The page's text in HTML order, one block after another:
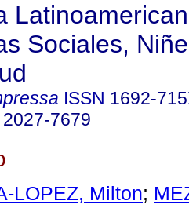
Sociales,
ISSN 1692-
2027-7679
LOPEZ, Milton;